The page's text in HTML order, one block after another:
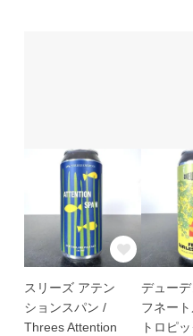
スリーズ アテン
ションスパン /
Threes Attention
デュー
フネー
トロピ